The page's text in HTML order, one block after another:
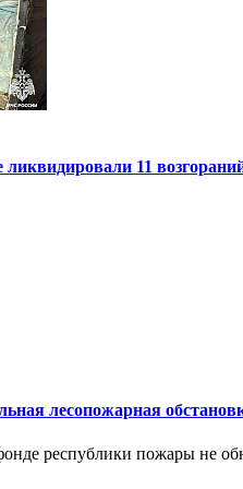
11
лесопожарная
республики пожары не